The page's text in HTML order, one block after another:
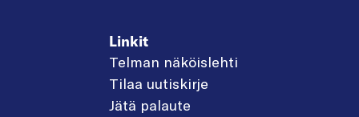
Linkit
Telman näköislehti
Tilaa uutiskirje
Jätä palaute